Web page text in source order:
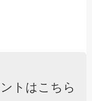
トはこちら